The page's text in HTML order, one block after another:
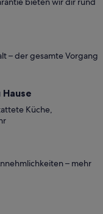
– der gesamte Vorgang
Küche,
– mehr